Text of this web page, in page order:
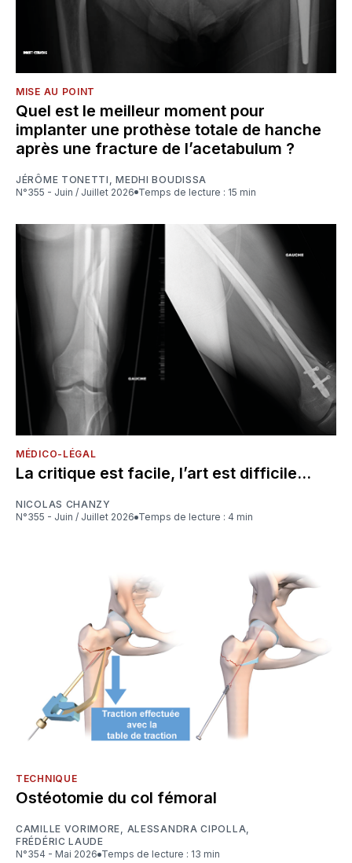
MISE AU POINT
Quel est le meilleur moment pour
implanter une prothèse totale de hanche
après une fracture de l’acetabulum ?
JÉRÔME TONETTI ,MEDHI BOUDISSA
N°355 - Juin / Juillet 2026
Temps de lecture : 15 min
MÉDICO-LÉGAL
La critique est facile, l’art est difficile...
NICOLAS CHANZY
N°355 - Juin / Juillet 2026
Temps de lecture : 4 min
TECHNIQUE
Ostéotomie du col fémoral
CAMILLE VORIMORE, ALESSANDRA CIPOLLA,
FRÉDÉRIC LAUDE
N°354 - Mai 2026
Temps de lecture : 13 min